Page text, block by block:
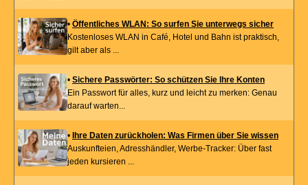
• Öffentliches WLAN: So surfen Sie unterwegs sicher
Kostenloses WLAN in Café, Hotel und Bahn ist praktisch,
gilt aber als ...
• Sichere Passwörter: So schützen Sie Ihre Konten
Ein Passwort für alles, kurz und leicht zu merken: Genau
darauf warten...
• Ihre Daten zurückholen: Was Firmen über Sie wissen
Auskunfteien, Adresshändler, Werbe-Tracker: Über fast
jeden kursieren ...